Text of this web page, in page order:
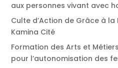
aux personnes vivant avec
Culte d’Action de Grâce à
Kamina Cité
Formation des Arts et
pour l’autonomisation des